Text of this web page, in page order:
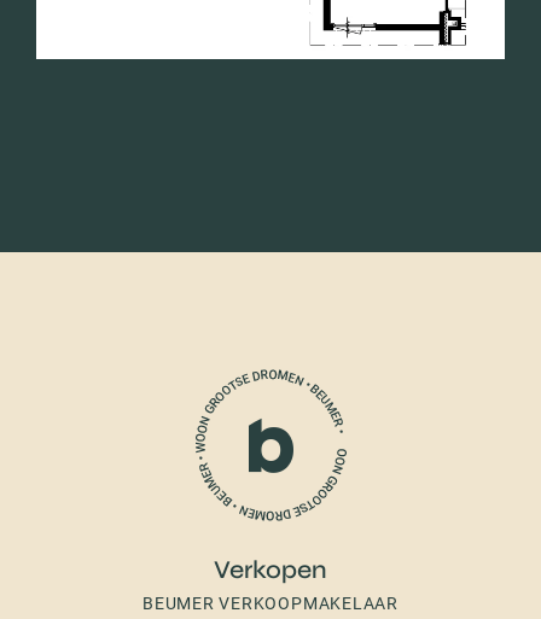
Verkopen
BEUMER VERKOOPMAKELAAR